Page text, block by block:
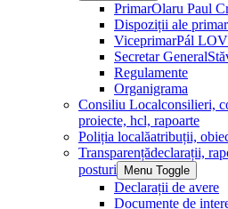
PrimarOlaru Paul
Dispoziții ale
ViceprimarPál
Secretar General
Regulamente
Organigrama
Consiliu Localconsilieri,
proiecte, hcl, rapoarte
Poliția localăatribuții,
Transparențădeclarații,
posturi
Menu Toggle
Declarații de avere
Documente de